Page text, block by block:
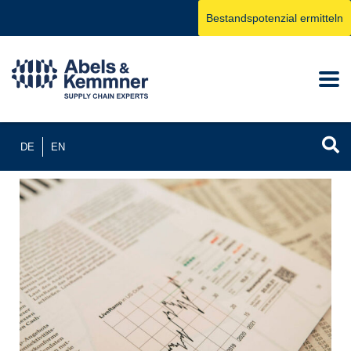
DE EN
Bestandspotenzial ermitteln